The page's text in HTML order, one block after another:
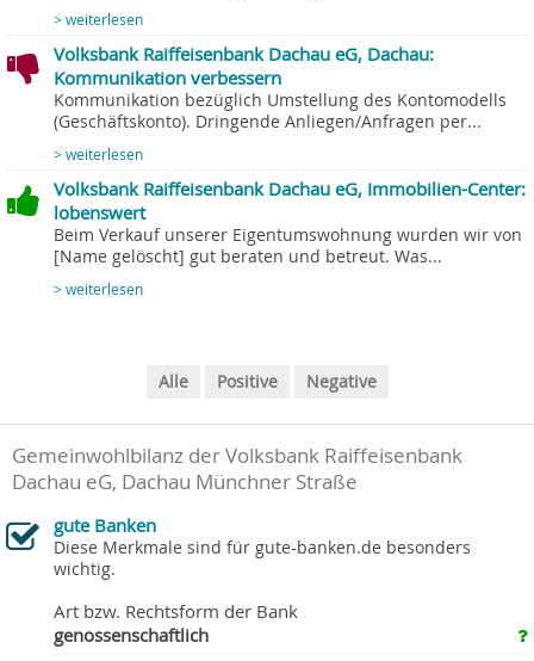
> weiterlesen
Volksbank Raiffeisenbank Dachau eG, Dachau:
Kommunikation verbessern
Kommunikation bezüglich Umstellung des Kontomodells
(Geschäftskonto). Dringende Anliegen/Anfragen per...
> weiterlesen
Volksbank Raiffeisenbank Dachau eG, Immobilien-Center:
lobenswert
Beim Verkauf unserer Eigentumswohnung wurden wir von
[Name gelöscht] gut beraten und betreut. Was...
> weiterlesen
Alle Positive Negative
Gemeinwohlbilanz der Volksbank Raiffeisenbank
Dachau eG, Dachau Münchner Straße
gute Banken
Diese Merkmale sind für gute-banken.de besonders
wichtig.
Art bzw. Rechtsform der Bank
genossenschaftlich